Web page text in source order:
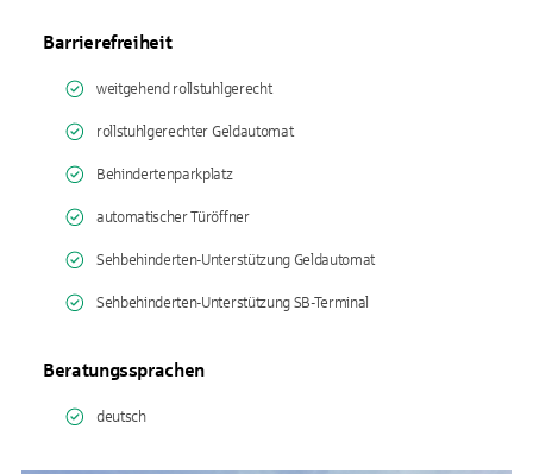
Barrierefreiheit
weitgehend rollstuhlgerecht
rollstuhlgerechter Geldautomat
Behindertenparkplatz
automatischer Türöffner
Sehbehinderten-Unterstützung Geldautomat
Sehbehinderten-Unterstützung SB-Terminal
Beratungssprachen
deutsch